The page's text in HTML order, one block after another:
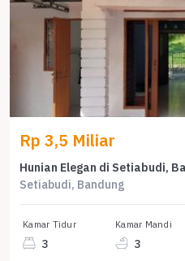
Rp 3,5 Miliar
Hunian Elegan di Setiabudi,
Setiabudi, Bandung
Kamar Tidur
3
Kamar Mandi
3